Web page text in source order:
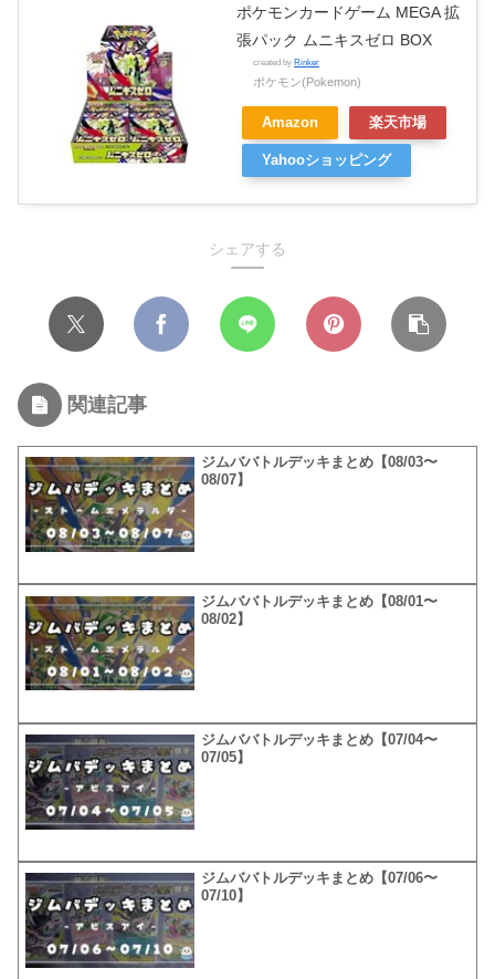
ポケモンカードゲーム MEGA 拡
張パック ムニキスゼロ BOX
created by Rinker
ポケモン(Pokemon)
Amazon 楽天市場
Yahooショッピング
シェアする
関連記事
ジムババトルデッキまとめ【08/03〜
08/07】
ジムババトルデッキまとめ【08/01〜
08/02】
ジムババトルデッキまとめ【07/04〜
07/05】
ジムババトルデッキまとめ【07/06〜
07/10】